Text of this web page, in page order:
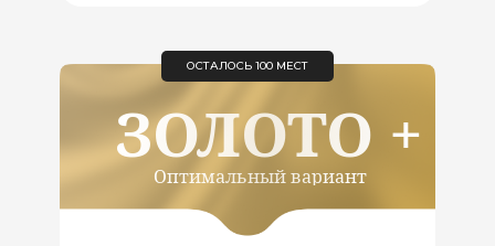
ЗОЛОТО +
Оптимальный вариант
ОСТАЛОСЬ 100 МЕСТ